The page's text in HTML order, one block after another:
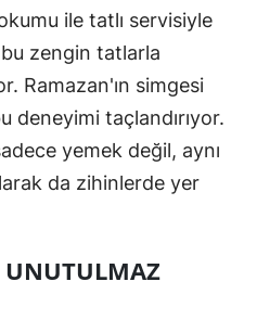
ile tatlı servisiyle
zengin tatlarla
Ramazan'ın simgesi
deneyimi taçlandırıyor.
yemek değil, aynı
da zihinlerde yer
UNUTULMAZ